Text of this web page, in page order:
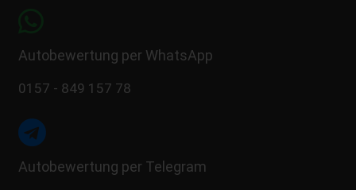
Autobewertung per WhatsApp
0157 - 849 157 78
Autobewertung per Telegram